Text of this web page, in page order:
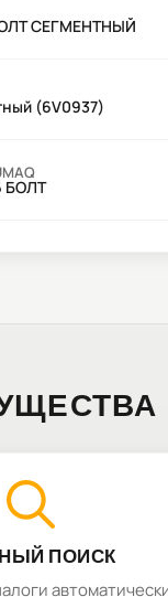
СЕГМЕНТНЫЙ
(6V0937)
БОЛТ
ПОИСК